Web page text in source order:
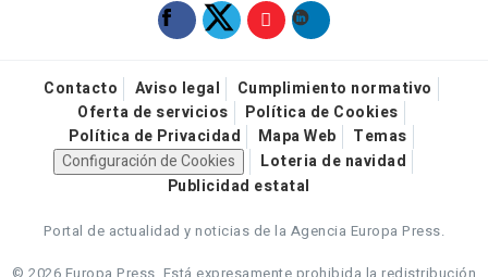
Contacto Aviso legal
Cumplimiento normativo
Oferta de servicios
Política de Cookies
Política de Privacidad
Mapa Web
Temas
Configuración de Cookies
Loteria de navidad
Publicidad estatal
Portal de actualidad y noticias de la Agencia Europa Press.
© 2026 Europa Press. Está expresamente prohibida la redistribución